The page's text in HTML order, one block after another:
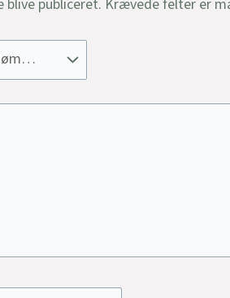
blive publiceret. Krævede felter er